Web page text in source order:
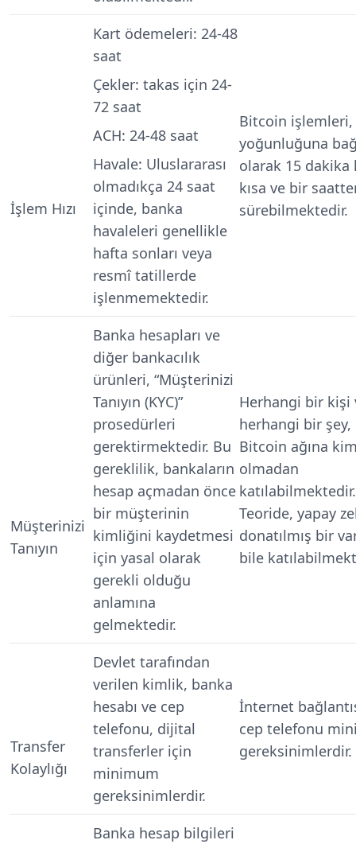
İşlem Hızı
Kart ödemeleri: 24-48
saat
Çekler: takas için 24-
72 saat
ACH: 24-48 saat
Havale: Uluslararası
olmadıkça 24 saat
içinde, banka
havaleleri genellikle
hafta sonları veya
resmî tatillerde
işlenmemektedir.
Bitcoin işlemleri,
yoğunluğuna
olarak 15 dakika
kısa ve bir
sürebilmektedir.
Müşterinizi
Tanıyın
Banka hesapları ve
diğer bankacılık
ürünleri, “Müşterinizi
Tanıyın (KYC)”
prosedürleri
gerektirmektedir. Bu
gereklilik, bankaların
hesap açmadan önce
bir müşterinin
kimliğini kaydetmesi
için yasal olarak
gerekli olduğu
anlamına
gelmektedir.
Herhangi bir kişi
herhangi bir şey,
Bitcoin ağına
olmadan
katılabilmektedir.
Teoride, yapay
donatılmış bir
bile
Transfer
Kolaylığı
Devlet tarafından
verilen kimlik, banka
hesabı ve cep
telefonu, dijital
transferler için
minimum
gereksinimlerdir.
İnternet
cep telefonu
gereksinimlerdir.
Banka hesap bilgileri